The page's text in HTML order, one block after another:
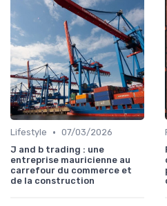
Lifestyle • 07/03/2026
J and b trading : une
entreprise mauricienne au
carrefour du commerce et
de la construction